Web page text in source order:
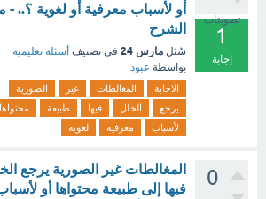
تصويتات
1
إجابة
أو لأسباب معرفية أو لغوية ؟.. -
الشرح
سُئل مارس 24 في تصنيف أسئلة تعليمية
بواسطة عبود
الاجابة المغالطات غير
الصورية
يرجع
الخلل فيها طبيعة
محتواها
لأسباب
معرفية لغوية
0
المغالطات غير الصورية يرجع
فيها إلى طبيعة محتواها أو